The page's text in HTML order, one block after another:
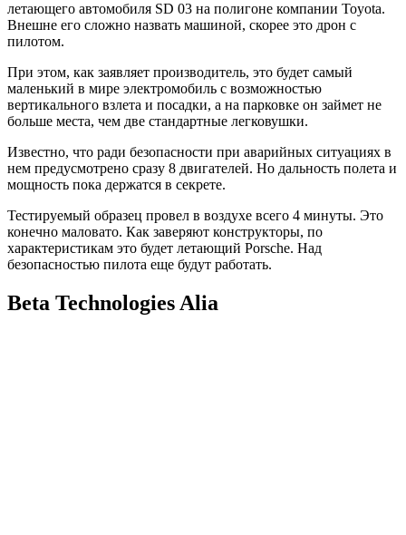
летающего автомобиля SD 03 на полигоне компании Toyota.
Внешне его сложно назвать машиной, скорее это дрон с
пилотом.
При этом, как заявляет производитель, это будет самый
маленький в мире электромобиль с возможностью
вертикального взлета и посадки, а на парковке он займет не
больше места, чем две стандартные легковушки.
Известно, что ради безопасности при аварийных ситуациях в
нем предусмотрено сразу 8 двигателей. Но дальность полета и
мощность пока держатся в секрете.
Тестируемый образец провел в воздухе всего 4 минуты. Это
конечно маловато. Как заверяют конструкторы, по
характеристикам это будет летающий Porsche. Над
безопасностью пилота еще будут работать.
Beta Technologies Alia